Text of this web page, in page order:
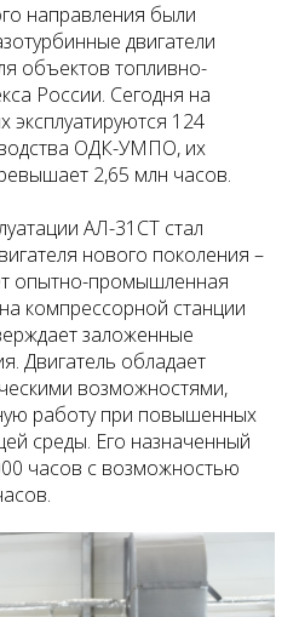
направления были
двигатели
объектов топливно-
России. Сегодня на
эксплуатируются 124
ОДК-УМПО, их
2,65 млн часов.
АЛ-31СТ стал
нового поколения –
опытно-промышленная
компрессорной станции
заложенные
Двигатель обладает
возможностями,
работу при повышенных
среды. Его назначенный
часов с возможностью